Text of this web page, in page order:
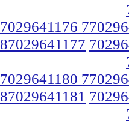
7029641176
87029641177
7029641180
87029641181